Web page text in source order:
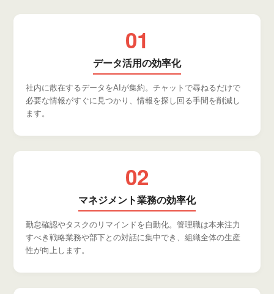
組織図
沿革
DX推進
アクセス
CONTACT
お問い合わせ
01
データ活用の効率化
社内に散在するデータをAIが集約。チャットで尋ねるだけで
必要な情報がすぐに見つかり、情報を探し回る手間を削減し
ます。
02
マネジメント業務の効率化
勤怠確認やタスクのリマインドを自動化。管理職は本来注力
すべき戦略業務や部下との対話に集中でき、組織全体の生産
性が向上します。